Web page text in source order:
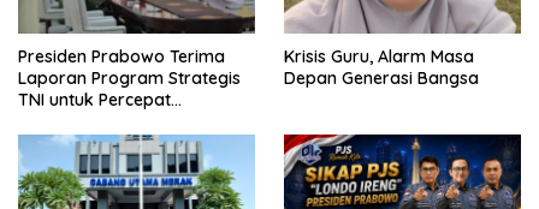
Presiden Prabowo Terima
Laporan Program Strategis
TNI untuk Percepat
Krisis Guru, Alarm Masa
Depan Generasi Bangsa